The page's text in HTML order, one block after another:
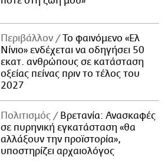
Περιβάλλον
Το φαινόμενο «Ελ
Νίνιο» ενδέχεται να οδηγήσει 50
εκατ. ανθρώπους σε κατάσταση
οξείας πείνας πριν το τέλος του
2027
Πολιτισμός
Βρετανία: Ανασκαφές
σε πυρηνική εγκατάσταση «θα
αλλάξουν την προϊστορία»,
υποστηρίζει αρχαιολόγος